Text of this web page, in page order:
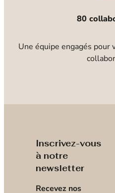
80
Une équipe engagés
Inscrivez-vous
à notre
newsletter
Recevez nos